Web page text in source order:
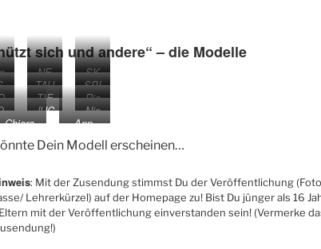
sich und andere“ – die Modelle
NE
U
SK
H
TAU
SPI
TIE
Rie
ke
Q1
JUC
Nic
ole
Q1
Chiara,
Q1
Ann-
Kathrin
, Q1
Dein Modell erscheinen…
: Mit der Zusendung stimmst Du der Veröffentlichung
Lehrerkürzel) auf der Homepage zu! Bist Du jünger als 16
mit der Veröffentlichung einverstanden sein! (Vermerke